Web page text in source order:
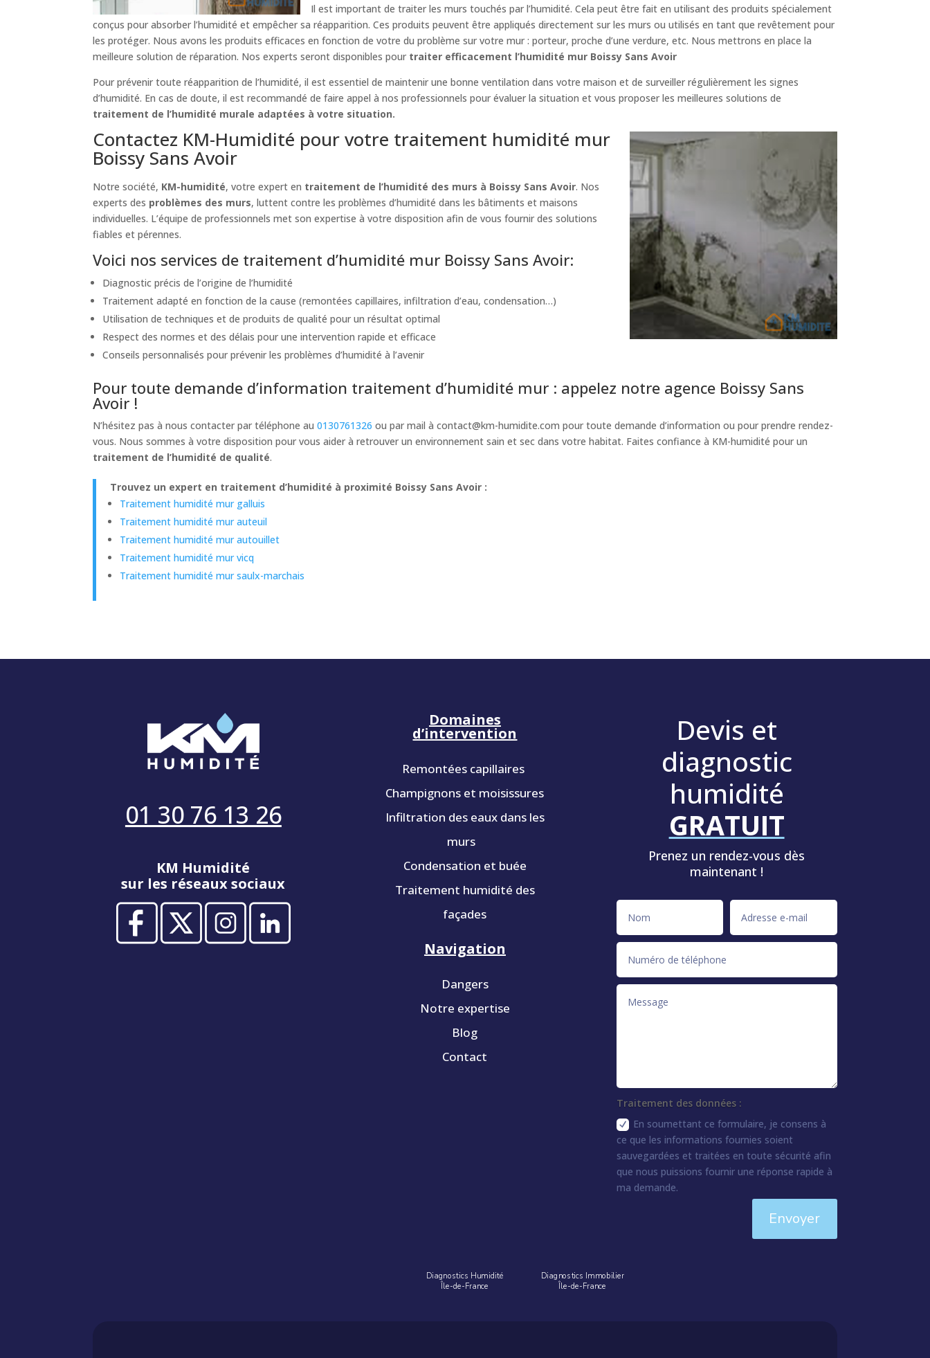
Il est important de traiter les murs touchés par l’humidité. Cela peut être fait en utilisant des produits spécialement
conçus pour absorber l’humidité et empêcher sa réapparition. Ces produits peuvent être appliqués directement sur les murs ou utilisés en tant que revêtement pour
les protéger. Nous avons les produits efficaces en fonction de votre du problème sur votre mur : porteur, proche d’une verdure, etc. Nous mettrons en place la
meilleure solution de réparation. Nos experts seront disponibles pour traiter efficacement l’humidité mur Boissy Sans Avoir
Pour prévenir toute réapparition de l’humidité, il est essentiel de maintenir une bonne ventilation dans votre maison et de surveiller régulièrement les signes
d’humidité. En cas de doute, il est recommandé de faire appel à nos professionnels pour évaluer la situation et vous proposer les meilleures solutions de
traitement de l’humidité murale adaptées à votre situation.
Contactez KM-Humidité pour votre traitement humidité mur
Boissy Sans Avoir
Notre société, KM-humidité, votre expert en traitement de l’humidité des murs à Boissy Sans Avoir. Nos
experts des problèmes des murs, luttent contre les problèmes d’humidité dans les bâtiments et maisons
individuelles. L’équipe de professionnels met son expertise à votre disposition afin de vous fournir des solutions
fiables et pérennes.
Voici nos services de traitement d’humidité mur Boissy Sans Avoir:
Diagnostic précis de l’origine de l’humidité
Traitement adapté en fonction de la cause (remontées capillaires, infiltration d’eau, condensation…)
Utilisation de techniques et de produits de qualité pour un résultat optimal
Respect des normes et des délais pour une intervention rapide et efficace
Conseils personnalisés pour prévenir les problèmes d’humidité à l’avenir
Pour toute demande d’information traitement d’humidité mur : appelez notre agence Boissy Sans
Avoir !
N’hésitez pas à nous contacter par téléphone au0130761326 ou par mail àcontact@km-humidite.com pour toute demande d’information ou pour prendre rendez-
vous. Nous sommes à votre disposition pour vous aider à retrouver un environnement sain et sec dans votre habitat. Faites confiance à KM-humidité pour un
traitement de l’humidité de qualité.
Trouvez un expert en traitement d’humidité à proximité Boissy Sans Avoir :
Traitement humidité mur galluis
Traitement humidité mur auteuil
Traitement humidité mur autouillet
Traitement humidité mur vicq
Traitement humidité mur saulx-marchais
01 30 76 13 26
KM Humidité
sur les réseaux sociaux
Domaines
d’intervention
Remontées capillaires
Champignons et moisissures
Infiltration des eaux dans les
murs
Condensation et buée
Traitement humidité des
façades
Navigation
Dangers
Notre expertise
Blog
Contact
Devis et
diagnostic
humidité
GRATUIT
Prenez un rendez-vous dès
maintenant !
Traitement des données :
En soumettant ce formulaire, je consens à
ce que les informations fournies soient
sauvegardées et traitées en toute sécurité afin
que nous puissions fournir une réponse rapide à
ma demande.
Envoyer
Diagnostics Humidité
Île-de-France
Diagnostics Immobilier
Île-de-France